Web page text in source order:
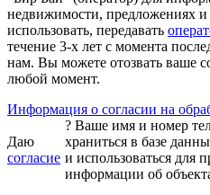
недвижимости, предложениях и
использовать, передавать
течение 3-х лет с момента
нам. Вы можете отозвать ваше
любой момент.
Информация о согласии на
Даю
согласие
? Ваше имя и номер
храниться в базе
и использоваться для
информации об